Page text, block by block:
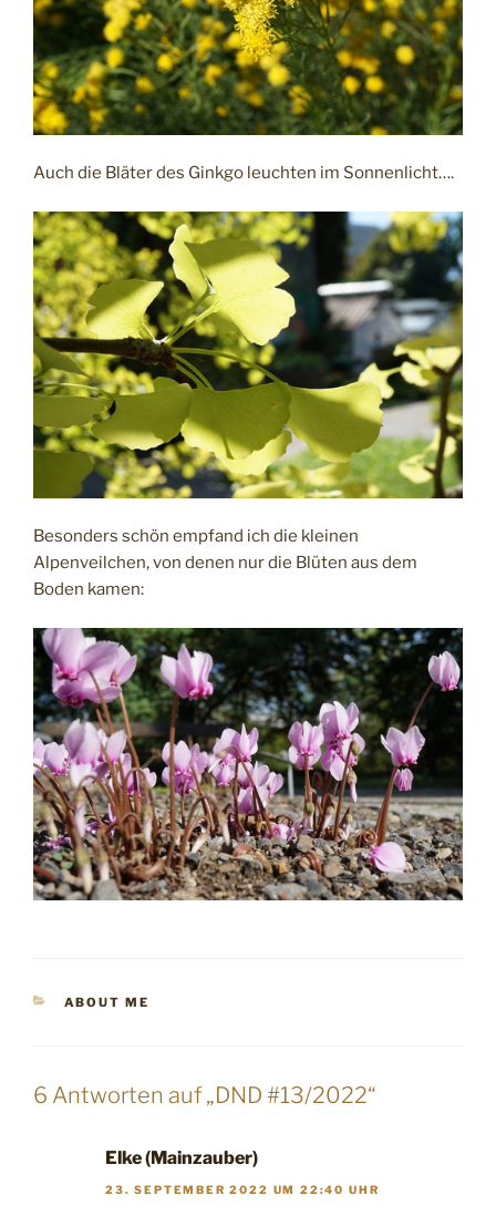
Auch die Bläter des Ginkgo leuchten im Sonnenlicht….
Besonders schön empfand ich die kleinen
Alpenveilchen, von denen nur die Blüten aus dem
Boden kamen:
KATEGORIEN
ABOUT ME
6 Antworten auf „DND #13/2022“
Elke (Mainzauber)
23. SEPTEMBER 2022 UM 22:40 UHR